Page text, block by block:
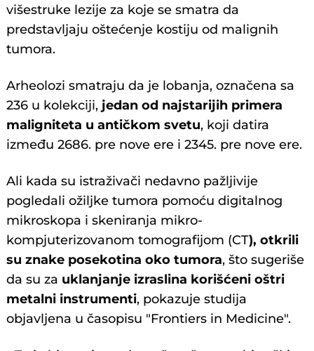
višestruke lezije za koje se smatra da
predstavljaju oštećenje kostiju od malignih
tumora.
Arheolozi smatraju da je lobanja, označena sa
236 u kolekciji, jedan od najstarijih primera
maligniteta u antičkom svetu, koji datira
između 2686. pre nove ere i 2345. pre nove ere.
Ali kada su istraživači nedavno pažljivije
pogledali ožiljke tumora pomoću digitalnog
mikroskopa i skeniranja mikro-
kompjuterizovanom tomografijom (CT), otkrili
su znake posekotina oko tumora, što sugeriše
da su za uklanjanje izraslina korišćeni oštri
metalni instrumenti, pokazuje studija
objavljena u časopisu "Frontiers in Medicine".